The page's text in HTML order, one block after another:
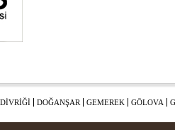
DİVRİĞİ DOĞANŞAR GEMEREK GÖLOVA